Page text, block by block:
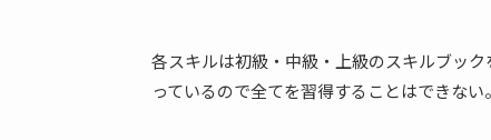
各スキルは初級・中級・上級のスキルブッ
っているので全てを習得することはできない。